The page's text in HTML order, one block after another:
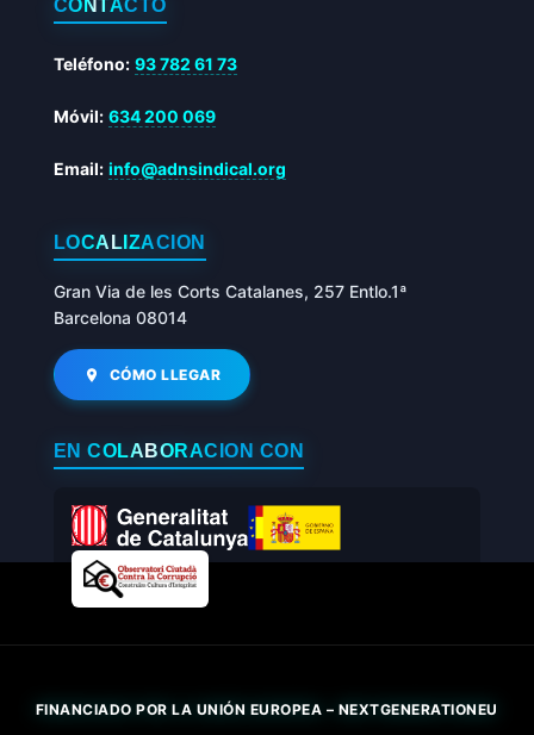
CONTACTO
Teléfono: 93 782 61 73
Móvil: 634 200 069
Email: info@adnsindical.org
LOCALIZACIÓN
Gran Via de les Corts Catalanes, 257 Entlo.1ª
Barcelona 08014
CÓMO LLEGAR
EN COLABORACIÓN CON
FINANCIADO POR LA UNIÓN EUROPEA – NEXTGENERATIONEU